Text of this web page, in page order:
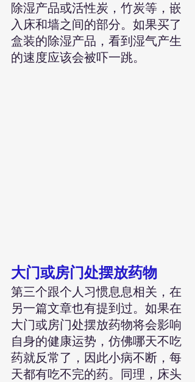
除湿产品或活性炭，竹炭等，嵌
入床和墙之间的部分。如果买了
盒装的除湿产品，看到湿气产生
的速度应该会被吓一跳。
大门或房门处摆放药物
第三个跟个人习惯息息相关，在
另一篇文章也有提到过。如果在
大门或房门处摆放药物将会影响
自身的健康运势，仿佛哪天不吃
药就反常了，因此小病不断，每
天都有吃不完的药。同理，床头